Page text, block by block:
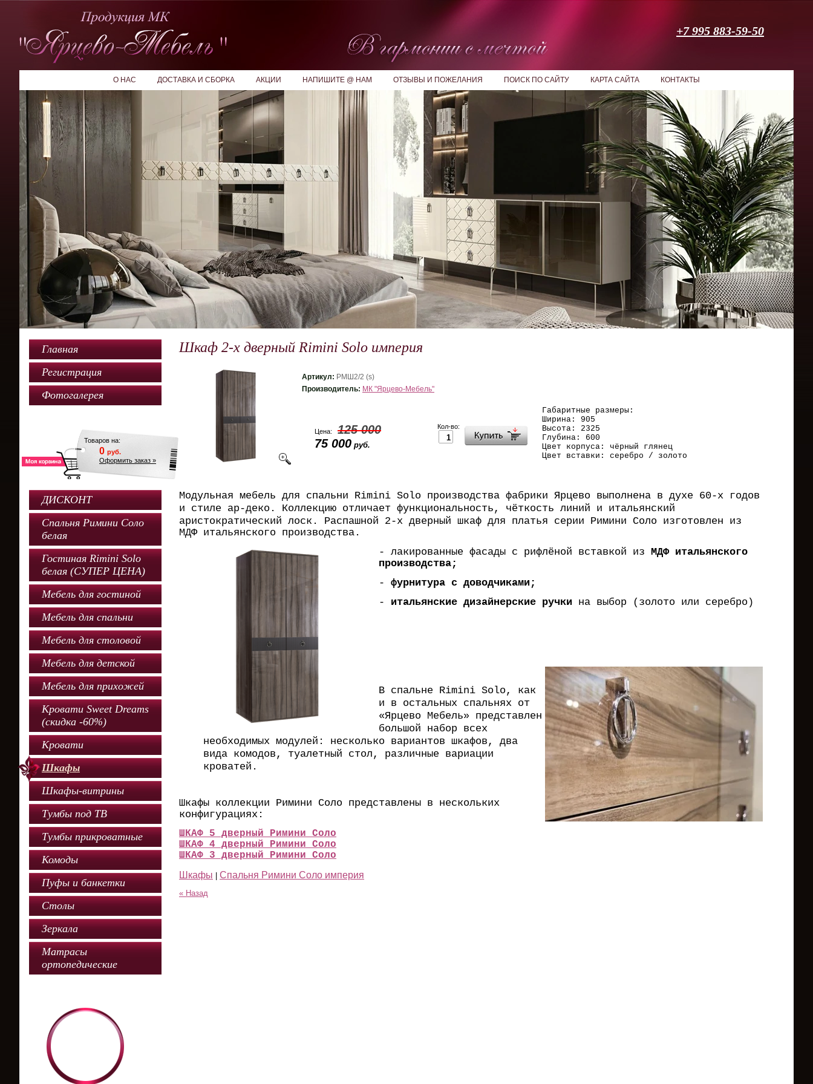
+7 995 883-59-50
О НАС ДОСТАВКА И СБОРКА АКЦИИ НАПИШИТЕ @ НАМ ОТЗЫВЫ И ПОЖЕЛАНИЯ ПОИСК ПО САЙТУ КАРТА САЙТА КОНТАКТЫ
Главная
Регистрация
Фотогалерея
Товаров на:
0 руб.
Оформить заказ »
ДИСКОНТ
Спальня Римини Соло
белая
Гостиная Rimini Solo
белая (СУПЕР ЦЕНА)
Мебель для гостиной
Мебель для спальни
Мебель для столовой
Мебель для детской
Мебель для прихожей
Кровати Sweet Dreams
(скидка -60%)
Кровати
Шкафы
Шкафы-витрины
Тумбы под ТВ
Тумбы прикроватные
Комоды
Пуфы и банкетки
Столы
Зеркала
Матрасы
ортопедические
Шкаф 2-х дверный Rimini Solo империя
Артикул: РМШ2/2 (s)
Производитель: МК "Ярцево-Мебель"
Кол-во:
Цена:
125 000
75 000 руб.
Габаритные размеры:
Ширина: 905
Высота: 2325
Глубина: 600
Цвет корпуса: чёрный глянец
Цвет вставки: серебро / золото
Модульная мебель для спальни Rimini Solo производства фабрики Ярцево выполнена в духе 60-х годов
и стиле ар-деко. Коллекцию отличает функциональность, чёткость линий и итальянский
аристократический лоск. Распашной 2-х дверный шкаф для платья серии Римини Соло изготовлен из
МДФ итальянского производства.
- лакированные фасады с рифлёной вставкой из МДФ итальянского
производства;
-
фурнитура с доводчиками;
- итальянские дизайнерские ручки на выбор (золото или серебро)
В спальне Rimini Solo, как
и в остальных спальнях от
«Ярцево Мебель» представлен
большой набор всех
необходимых модулей: несколько вариантов шкафов, два
вида комодов, туалетный стол, различные вариации
кроватей.
Шкафы коллекции Римини Соло представлены в нескольких
конфигурациях:
ШКАФ 5 дверный Римини Соло
ШКАФ 4 дверный Римини Соло
ШКАФ 3 дверный Римини Соло
Шкафы Спальня Римини Соло империя
« Назад